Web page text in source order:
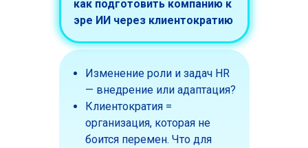
Изменение роли и задач HR
— внедрение или адаптация?
Клиентократия =
организация, которая не
боится перемен. Что для
как подготовить компанию к
эре ИИ через клиентократию